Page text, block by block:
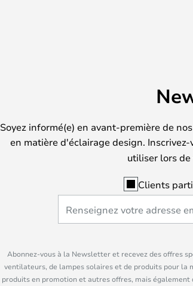
Soyez informé(e) en avant-première de
en matière d'éclairage design. Inscrivez-
utiliser lors
Clients
Abonnez-vous à la Newsletter et recevez des offres
ventilateurs, de lampes solaires et de produits pour la
produits en promotion et autres offres, mais